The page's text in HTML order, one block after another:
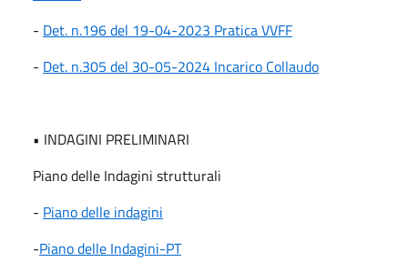
- Det. n.196 del 19-04-2023 Pratica VVFF
- Det. n.305 del 30-05-2024 Incarico Collaudo
• INDAGINI PRELIMINARI
Piano delle Indagini strutturali
- Piano delle indagini
-Piano delle Indagini-PT